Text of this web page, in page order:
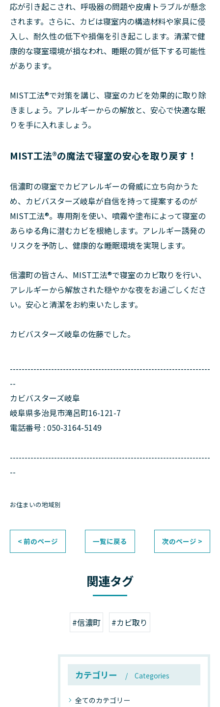
応が引き起こされ、呼吸器の問題や皮膚トラブルが懸念
されます。さらに、カビは寝室内の構造材料や家具に侵
入し、耐久性の低下や損傷を引き起こします。清潔で健
康的な寝室環境が損なわれ、睡眠の質が低下する可能性
があります。
MIST工法®で対策を講じ、寝室のカビを効果的に取り除
きましょう。アレルギーからの解放と、安心で快適な眠
りを手に入れましょう。
MIST工法®の魔法で寝室の安心を取り戻す！
信濃町の寝室でカビアレルギーの脅威に立ち向かうた
め、カビバスターズ岐阜が自信を持って提案するのが
MIST工法®。専用剤を使い、噴霧や塗布によって寝室の
あらゆる角に潜むカビを根絶します。アレルギー誘発の
リスクを予防し、健康的な睡眠環境を実現します。
信濃町の皆さん、MIST工法®で寝室のカビ取りを行い、
アレルギーから解放された穏やかな夜をお過ごしくださ
い。安心と清潔をお約束いたします。
カビバスターズ岐阜の佐藤でした。
--------------------------------------------------------------------
--
カビバスターズ岐阜
岐阜県多治見市滝呂町16-121-7
電話番号 : 050-3164-5149
--------------------------------------------------------------------
--
お住まいの地域別
< 前のページ 一覧に戻る 次のページ >
関連タグ
#信濃町 #カビ取り
カテゴリー Categories
全てのカテゴリー